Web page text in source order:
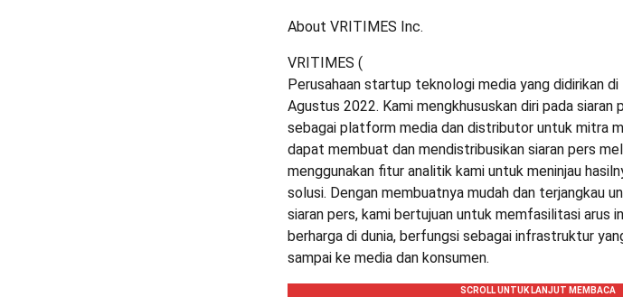
About VRITIMES Inc.
VRITIMES (
Perusahaan startup teknologi media yang didirikan
Agustus 2022. Kami mengkhususkan diri pada siaran
sebagai platform media dan distributor untuk mitra
dapat membuat dan mendistribusikan siaran pers
menggunakan fitur analitik kami untuk meninjau
solusi. Dengan membuatnya mudah dan terjangkau
siaran pers, kami bertujuan untuk memfasilitasi arus
berharga di dunia, berfungsi sebagai infrastruktur
sampai ke media dan konsumen.